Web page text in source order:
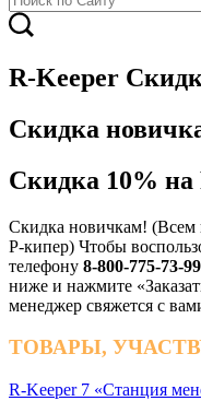
R-Keeper
Скидка
Скидка 10%
Скидка новичкам! (Всем
Р-кипер) Чтобы
телефону 8-800-775-73-99
ниже и нажмите
менеджер свяжется с
ТОВАРЫ,
R-Keeper 7 «Станция